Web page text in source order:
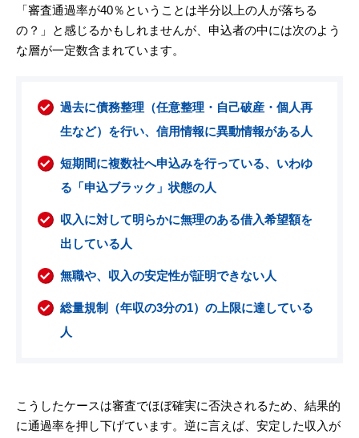
「審査通過率が40％ということは半分以上の人が落ちる
の？」と感じるかもしれませんが、申込者の中には次のよう
な層が一定数含まれています。
過去に債務整理（任意整理・自己破産・個人再
生など）を行い、信用情報に異動情報がある人
短期間に複数社へ申込みを行っている、いわゆ
る「申込ブラック」状態の人
収入に対して明らかに無理のある借入希望額を
出している人
無職や、収入の安定性が証明できない人
総量規制（年収の3分の1）の上限に達している
人
こうしたケースは審査でほぼ確実に否決されるため、結果的
に通過率を押し下げています。逆に言えば、安定した収入が